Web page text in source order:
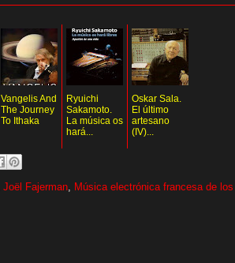
Vangelis And
The Journey
To Ithaka
Ryuichi
Sakamoto.
La música os
hará...
Oskar Sala.
El último
artesano
(IV)...
Joël Fajerman
Música electrónica francesa de los